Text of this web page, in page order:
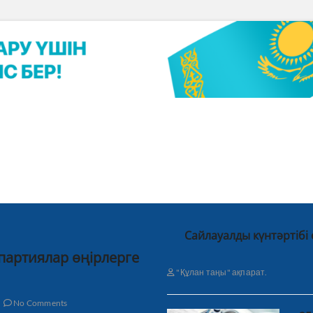
өңірлерге
No Comments
Сайлауалды
"Құлан таңы" ақпарат.